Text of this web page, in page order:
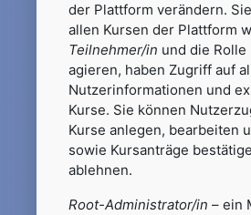
der Plattform verändern.
allen Kursen der Plattform
Teilnehmer/in und die Rolle
agieren, haben Zugriff auf
Nutzerinformationen und
Kurse. Sie können
Kurse anlegen, bearbeiten
sowie Kursanträge
ablehnen.
Root-Administrator/in – ein